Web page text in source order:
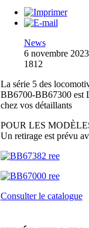
News
6 novembre 2023
1812
La série 5 des
BB6700-BB67300 est
chez vos détaillants
POUR LES
Un retirage est prévu
Consulter le catalogue